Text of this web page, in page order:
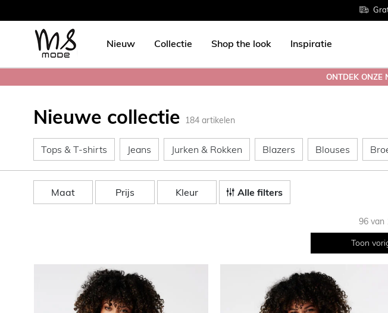
Gratis
Nieuw Collectie Shop the look Inspiratie
ONTDEK ONZE
Nieuwe collectie 184 artikelen
Tops & T-shirts Tops & T-shirts
Jeans JeansJurken & Rokken Jurken & Rokken
Blazers Blazers
Blouses
Maat Prijs Kleur Alle filters
96 van
Toon